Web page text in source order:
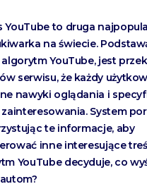
YouTube to druga
na świecie.
algorytm YouTube, jest
serwisu, że każdy
nawyki oglądania i
zainteresowania. System
te informacje, aby
inne interesujące
YouTube decyduje, co